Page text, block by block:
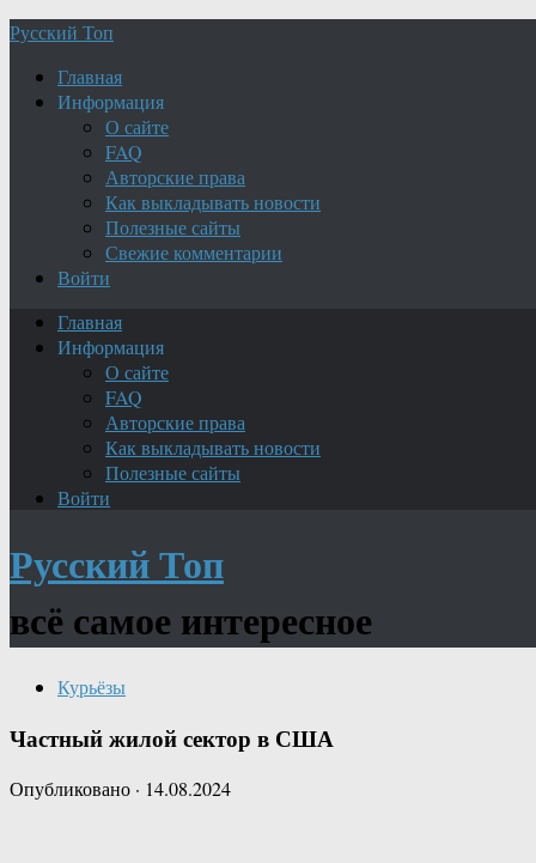
Русский Топ
Главная
Информация
О сайте
FAQ
Авторские права
Как выкладывать новости
Полезные сайты
Свежие комментарии
Войти
Главная
Информация
О сайте
FAQ
Авторские права
Как выкладывать новости
Полезные сайты
Войти
Русский Топ
всё самое интересное
Курьёзы
Частный жилой сектор в США
Опубликовано · 14.08.2024